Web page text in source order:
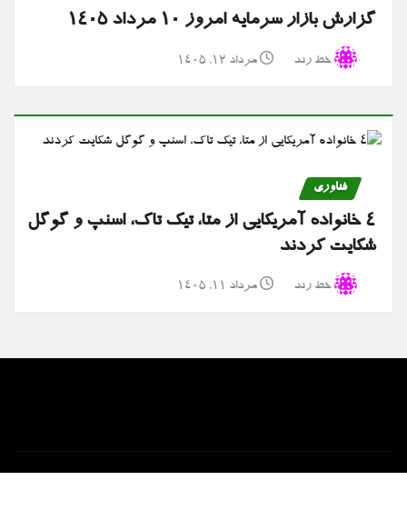
گزارش بازار سرمایه امروز ۱۰ مرداد ۱۴۰۵
خط رند مرداد ۱۲, ۱۴۰۵
فناوری
۴ خانواده آمریکایی از متا، تیک تاک، اسنپ و گوگل
شکایت کردند
خط رند مرداد ۱۱, ۱۴۰۵